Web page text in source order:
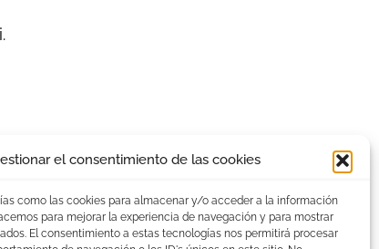
el consentimiento de las cookies
como las cookies para almacenar y/o acceder a la información
para mejorar la experiencia de navegación y para mostrar
El consentimiento a estas tecnologías nos permitirá procesar